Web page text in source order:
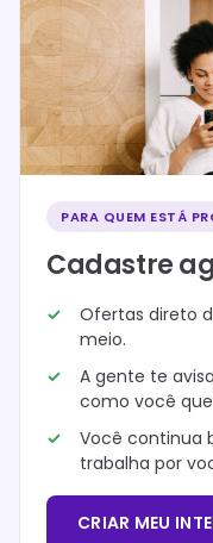
PARA QUEM ESTÁ
Cadastre
Ofertas direto
meio.
A gente te
como você
Você continua
trabalha por
CRIAR MEU